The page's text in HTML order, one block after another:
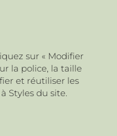
sur « Modifier
la police, la taille
et réutiliser les
Styles du site.